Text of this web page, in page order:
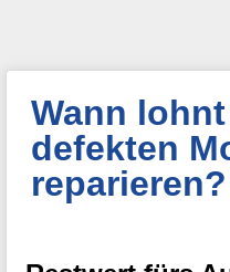
Wann
defekten
reparieren?